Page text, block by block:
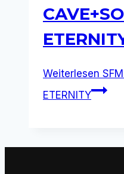
Weiterlesen
ETERNITY